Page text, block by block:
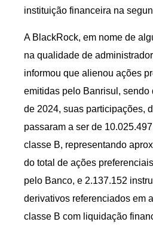
instituição financeira na
A BlackRock, em nome de
na qualidade de
informou que alienou ações
emitidas pelo Banrisul, sendo
de 2024, suas participações,
passaram a ser de
classe B, representando
do total de ações
pelo Banco, e 2.137.152
derivativos referenciados em
classe B com liquidação